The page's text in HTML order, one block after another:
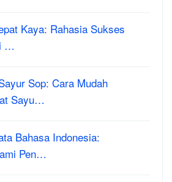
Kaya: Rahasia Sukses
…
Sop: Cara Mudah
Sayu…
Bahasa Indonesia:
Pen…